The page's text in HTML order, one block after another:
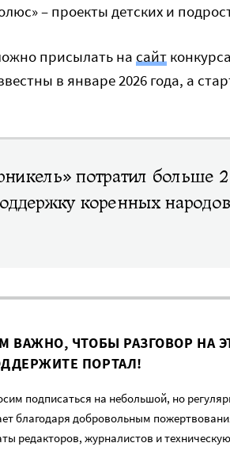
– проекты детских и
присылать на сайт
в январе 2026 года, а
потратил больше
коренных
ВАЖНО, ЧТОБЫ РАЗГОВОР НА
ПОРТАЛ!
подписаться на небольшой, но
благодаря добровольным
редакторов, журналистов и